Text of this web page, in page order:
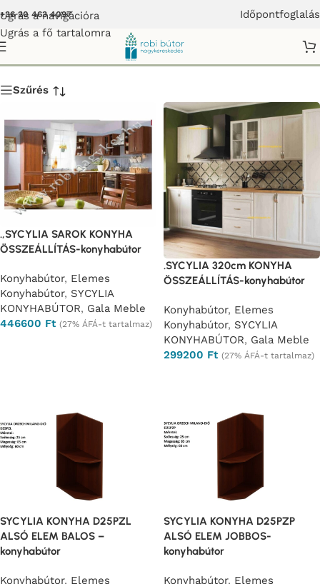
Ugrás a navigációra
Ugrás a fő tartalomra
+36 20 463 4097 Időpontfoglalás
SYCYLIA KONYHABÚTOR
Szűrés
.,SYCYLIA SAROK KONYHA
ÖSSZEÁLLÍTÁS-konyhabútor
Konyhabútor, Elemes
Konyhabútor, SYCYLIA
KONYHABÚTOR, Gala Meble
446600 Ft (27% ÁFÁ-t tartalmaz)
.SYCYLIA 320cm KONYHA
ÖSSZEÁLLÍTÁS-konyhabútor
Konyhabútor, Elemes
Konyhabútor, SYCYLIA
KONYHABÚTOR, Gala Meble
299200 Ft (27% ÁFÁ-t tartalmaz)
SYCYLIA KONYHA D25PZL
ALSÓ ELEM BALOS –
konyhabútor
Konyhabútor, Elemes
SYCYLIA KONYHA D25PZP
ALSÓ ELEM JOBBOS-
konyhabútor
Konyhabútor, Elemes